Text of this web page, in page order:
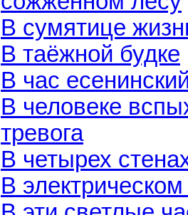
В сумятице
В таёжной будке
В час
В человеке
тревога
В четырех
В